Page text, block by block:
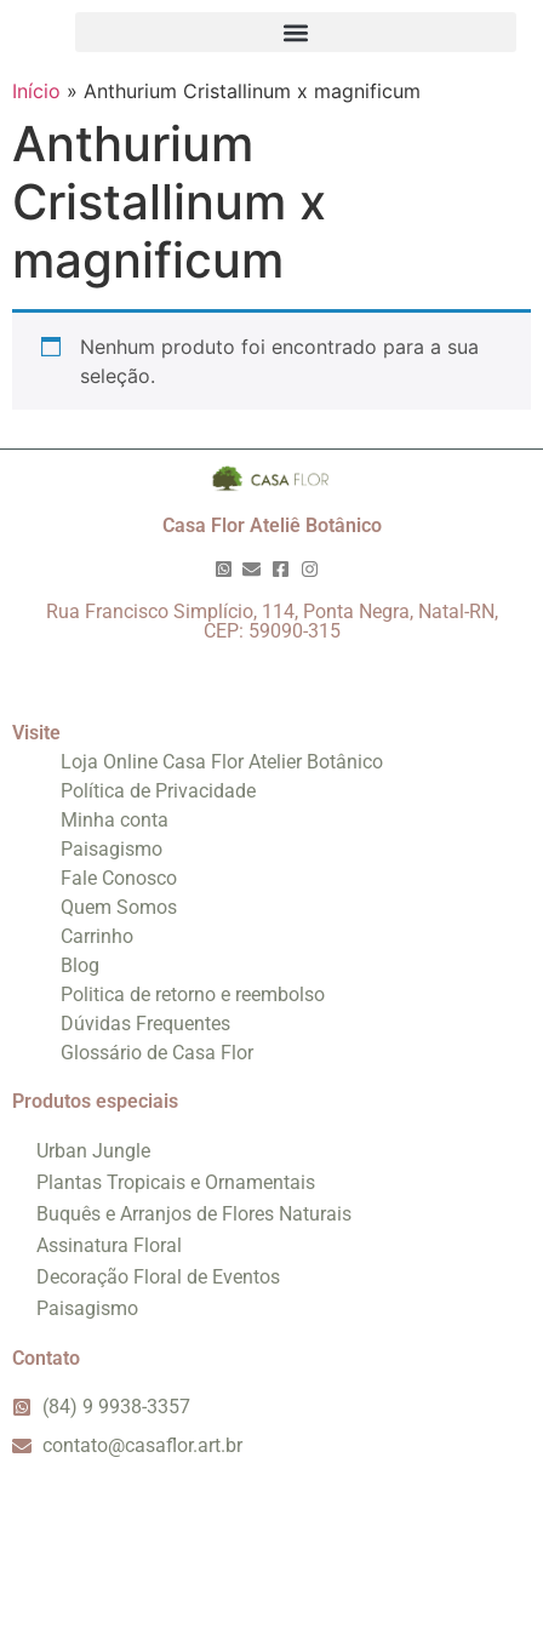
Início » Anthurium Cristallinum x magnificum
Anthurium
Cristallinum x
magnificum
Nenhum produto foi encontrado para a sua
seleção.
Casa Flor Ateliê Botânico
Rua Francisco Simplício, 114, Ponta Negra, Natal-RN,
CEP: 59090-315
Visite
Loja Online Casa Flor Atelier Botânico
Política de Privacidade
Minha conta
Paisagismo
Fale Conosco
Quem Somos
Carrinho
Blog
Politica de retorno e reembolso
Dúvidas Frequentes
Glossário de Casa Flor
Produtos especiais
Urban Jungle
Plantas Tropicais e Ornamentais
Buquês e Arranjos de Flores Naturais
Assinatura Floral
Decoração Floral de Eventos
Paisagismo
Contato
(84) 9 9938-3357
contato@casaflor.art.br